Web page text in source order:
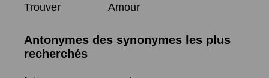
Trouver
Amour
Antonymes des synonymes les plus
recherchés